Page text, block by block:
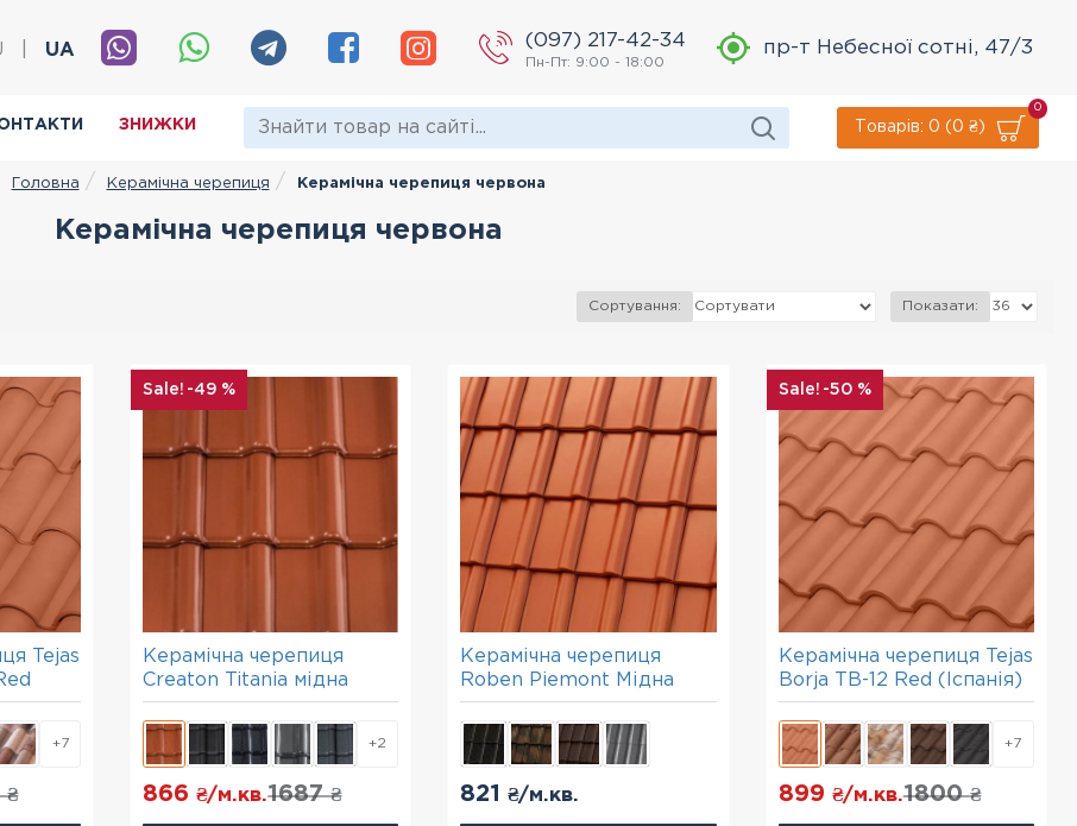
UA
(097) 217-42-34
Пн-Пт: 9:00 - 18:00
пр-т Небесної сотні, 47/3
ЗНИЖКИ Товарів: 0 (0 ₴)
0
Головна Керамічна черепиця Керамічна черепиця червона
Керамічна черепиця червона
Сортування: Показати:
+7
Tejas
₴
-49 %
+2
Керамічна черепиця
Creaton Titania мідна
866₴/м.кв.1687₴
Керамічна черепиця
Roben Piemont Мідна
821₴/м.кв.
-50 %
+7
Керамічна черепиця Tejas
Borja TB-12 Red (Іспанія)
899 ₴/м.кв.1800₴